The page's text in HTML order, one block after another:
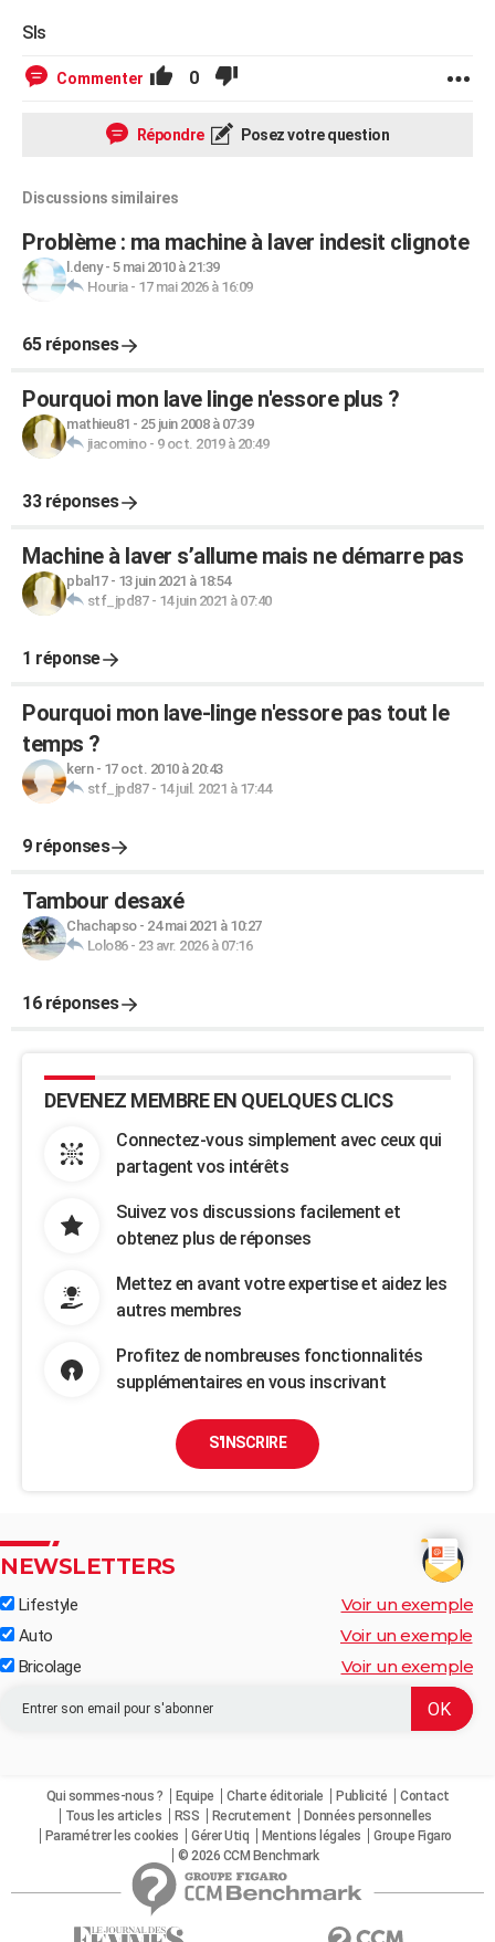
Sls
Commenter 0
Répondre Posez votre question
Discussions similaires
Problème : ma machine à laver indesit clignote
l.deny- 5 mai 2010 à 21:39
Houria- 17 mai 2026 à 16:09
65 réponses
Pourquoi mon lave linge n'essore plus ?
mathieu81 - 25 juin 2008 à 07:39
jiacomino- 9 oct. 2019 à 20:49
33 réponses
Machine à laver s’allume mais ne démarre pas
pbal17- 13 juin 2021 à 18:54
stf_jpd87- 14 juin 2021 à 07:40
1 réponse
Pourquoi mon lave-linge n'essore pas tout le
temps ?
kern- 17 oct. 2010 à 20:43
stf_jpd87- 14 juil. 2021 à 17:44
9 réponses
Tambour desaxé
Chachapso- 24 mai 2021 à 10:27
Lolo86- 23 avr. 2026 à 07:16
16 réponses
DEVENEZ MEMBRE EN QUELQUES CLICS
Connectez-vous simplement avec ceux qui
partagent vos intérêts
Suivez vos discussions facilement et
obtenez plus de réponses
Mettez en avant votre expertise et aidez les
autres membres
Profitez de nombreuses fonctionnalités
supplémentaires en vous inscrivant
S'INSCRIRE
NEWSLETTERS
Lifestyle Voir un exemple
Auto Voir un exemple
Bricolage Voir un exemple
Qui sommes-nous ? Equipe Charte éditoriale Publicité
Contact
Tous les articles
RSS Recrutement
Données personnelles
Paramétrer les cookies
Gérer Utiq Mentions légales
Groupe Figaro
© 2026 CCM Benchmark